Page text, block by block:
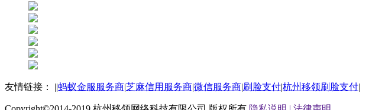
友情链接： ||蚂蚁金服服务商|芝麻信用服务商|微信服务商|刷脸支付|杭州移领刷脸支付|